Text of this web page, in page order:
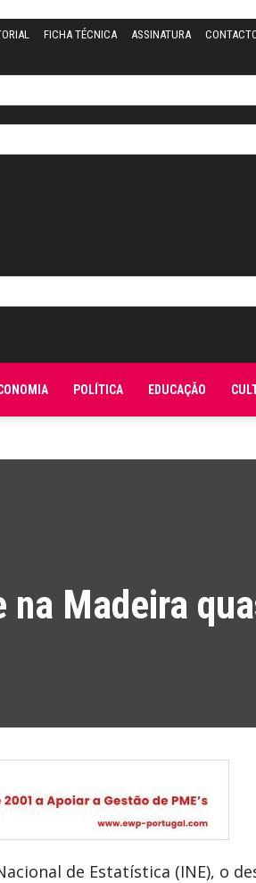
FICHA TÉCNICA ASSINATURA
POLÍTICA EDUCAÇÃO
na Madeira
de Estatística (INE), o